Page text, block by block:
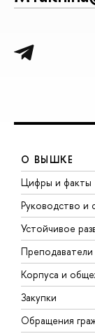
О ВЫШКЕ
Цифры и факты
Руководство и
Устойчивое
Корпуса и
Закупки
Обращения